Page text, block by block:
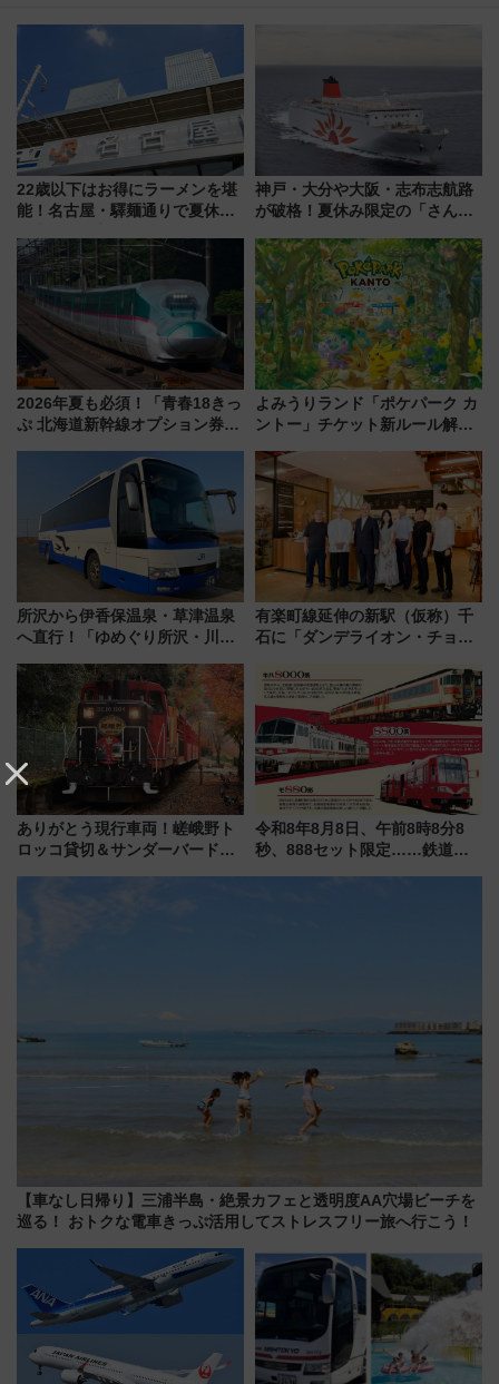
22歳以下はお得にラーメンを堪
能！名古屋・驛麺通りで夏休み
よりスタート
神戸・大分や大阪・志布志航路
が破格！夏休み限定の「さんふ
ート 夕朝食ビュッフェ付きで
快適な船旅はいかが？
2026年夏も必須！「青春18きっ
ぷ 北海道新幹線オプション券」
よみうりランド「ポケパーク カ
ントー」チケット新ルール解
本人確認が11月スタート
所沢から伊香保温泉・草津温泉
へ直行！「ゆめぐり所沢・川越
軽に 運行ダイヤ・運賃を解説
有楽町線延伸の新駅（仮称）千
石に「ダンデライオン・チョコ
1億円出資で挑む新時代のまちづ
くりとは？
ありがとう現行車両！嵯峨野ト
ロッコ貸切＆サンダーバードレ
令和8年8月8日、午前8時8分8
秒、888セット限定……鉄道各
【車なし日帰り】三浦半島・絶景カフェと透明度AA穴場ビーチを
巡る！ おトクな電車きっぷ活用してストレスフリー旅へ行こう！